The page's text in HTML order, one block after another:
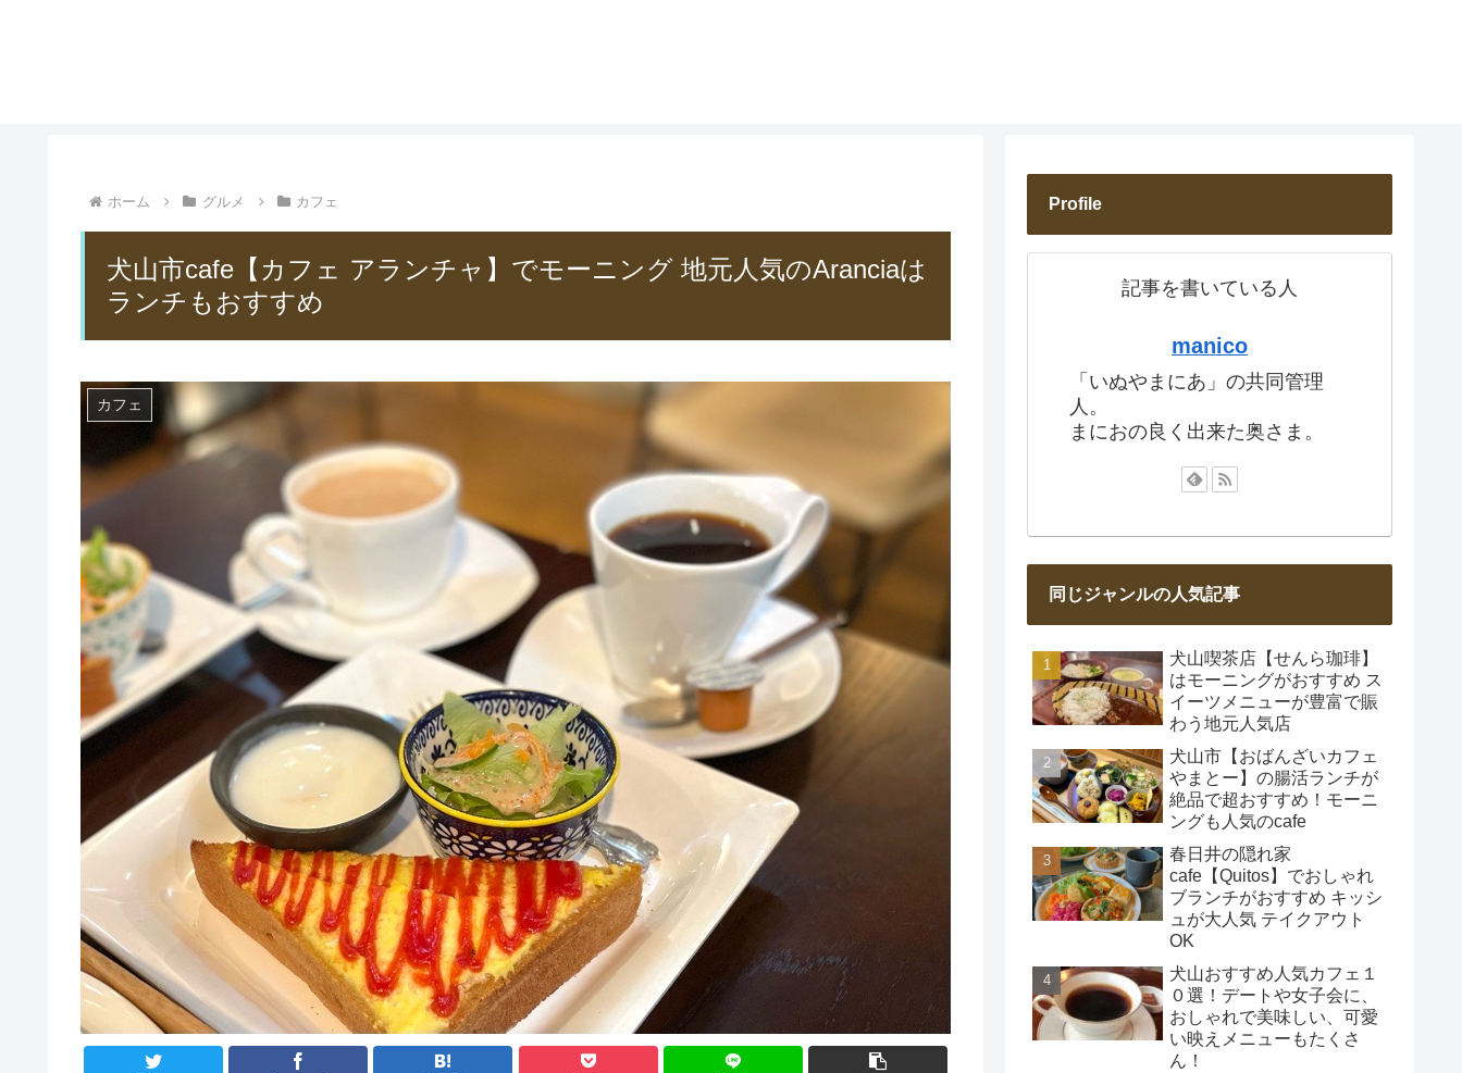
ホーム グルメ カフェ
犬山市cafe【カフェ アランチャ】でモーニング 地元人気のAranciaは
ランチもおすすめ
カフェ
Profile
記事を書いている人
manico
「いぬやまにあ」の共同管理
人。
まにおの良く出来た奥さま。
同じジャンルの人気記事
犬山喫茶店【せんら珈琲】
はモーニングがおすすめ ス
イーツメニューが豊富で賑
わう地元人気店
犬山市【おばんざいカフェ
やまとー】の腸活ランチが
絶品で超おすすめ！モーニ
ングも人気のcafe
春日井の隠れ家
cafe【Quitos】でおしゃれ
ブランチがおすすめ キッシ
ュが大人気 テイクアウト
OK
犬山おすすめ人気カフェ１
０選！デートや女子会に、
おしゃれで美味しい、可愛
い映えメニューもたくさ
ん！